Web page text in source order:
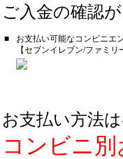
ご入金の確認
■
お支払い可能なコンビニエ
【セブンイレブン/ファミ
お支払い方法
コンビニ